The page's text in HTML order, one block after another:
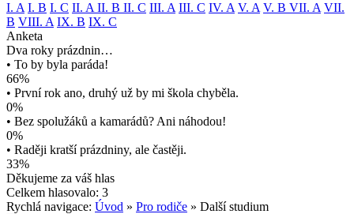
I. A I. B I. C II. A II. B II. C III. A III. C IV. A V. A V. B VII. A VII.
B VIII. A IX. B IX. C
Anketa
Dva roky prázdnin…
• To by byla paráda!
66%
• První rok ano, druhý už by mi škola chyběla.
0%
• Bez spolužáků a kamarádů? Ani náhodou!
0%
• Raději kratší prázdniny, ale častěji.
33%
Děkujeme za váš hlas
Celkem hlasovalo: 3
Rychlá navigace: Úvod » Pro rodiče » Další studium